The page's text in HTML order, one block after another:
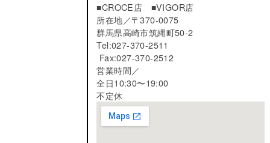
■CROCE店 ■VIGOR店
所在地／〒370-0075
群馬県高崎市筑縄町50-2
Tel:027-370-2511
Fax:027-370-2512
営業時間／
全日10:30〜19:00
不定休